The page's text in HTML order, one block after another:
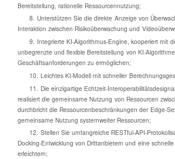
Bereitstellung, rationelle Ressourcennutzung;
8. Unterstützen Sie die direkte Anzeige von
Interaktion zwischen Risikoüberwachung und
9. Integrierte KI-Algorithmus-Engine, kooperiert mit
unbegrenzte und flexible Bereitstellung von KI-
Geschäftsanforderungen zu ermöglichen;
10. Leichtes KI-Modell mit schneller
11. Die einzigartige Echtzeit-
realisiert die gemeinsame Nutzung von Ressourcen
durchbricht die Ressourcenbeschränkungen der Edge-
gemeinsame Nutzung systemweiter Ressourcen;
12. Stellen Sie umfangreiche RESTful-API-
Docking-Entwicklung von Drittanbietern und eine
erleichtern;